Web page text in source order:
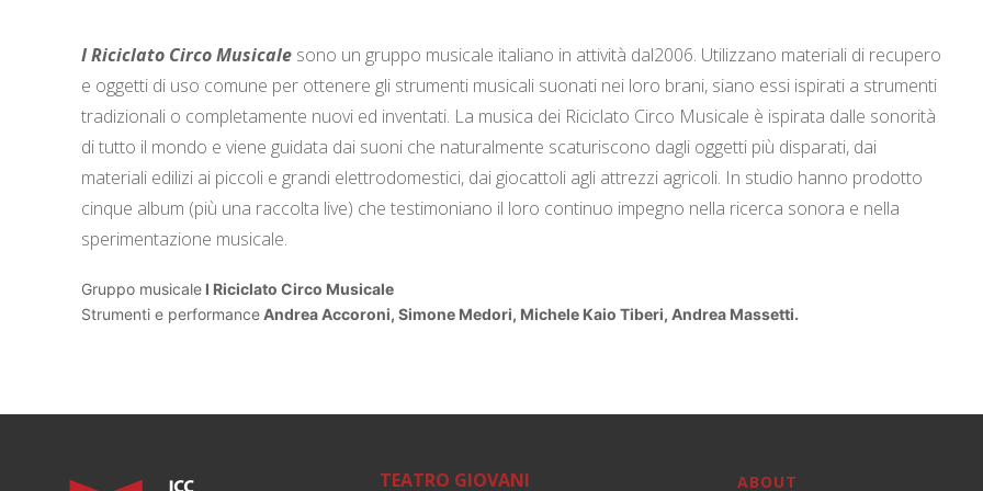
I Riciclato Circo Musicale sono un gruppo musicale italiano in attività dal2006. Utilizzano materiali di recupero
e oggetti di uso comune per ottenere gli strumenti musicali suonati nei loro brani, siano essi ispirati a strumenti
tradizionali o completamente nuovi ed inventati. La musica dei Riciclato Circo Musicale è ispirata dalle sonorità
di tutto il mondo e viene guidata dai suoni che naturalmente scaturiscono dagli oggetti più disparati, dai
materiali edilizi ai piccoli e grandi elettrodomestici, dai giocattoli agli attrezzi agricoli. In studio hanno prodotto
cinque album (più una raccolta live) che testimoniano il loro continuo impegno nella ricerca sonora e nella
sperimentazione musicale.
Gruppo musicale I Riciclato Circo Musicale
Strumenti e performanceAndrea Accoroni, Simone Medori, Michele Kaio Tiberi, Andrea Massetti.
TEATRO GIOVANI
ABOUT